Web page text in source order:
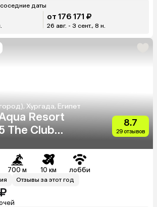
даты
от 176 171 ₽
26 авг. - 3 сент., 8 н.
Хургада, Египет
Resort
The Club
8.7
29 отзывов
700 м 10 км лобби
Отзывы за этот год